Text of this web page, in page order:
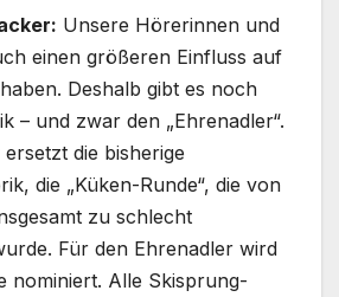
Unsere Hörerinnen und
einen größeren Einfluss auf
Deshalb gibt es noch
– und zwar den „Ehrenadler“.
die bisherige
die „Küken-Runde“, die von
zu schlecht
Für den Ehrenadler wird
nominiert. Alle Skisprung-